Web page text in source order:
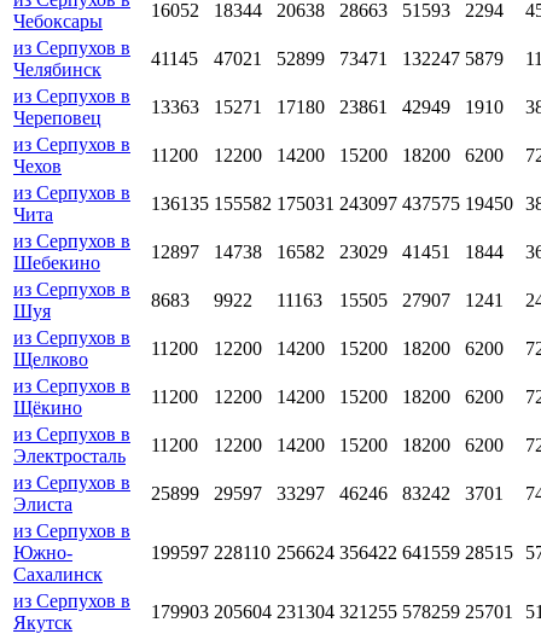
Чебоксары
16052 18344 20638 28663 51593 2294
из Серпухов в
Челябинск
41145 47021 52899 73471 132247 5879
из Серпухов в
Череповец
13363 15271 17180 23861 42949 1910
из Серпухов в
Чехов
11200 12200 14200 15200 18200 6200
из Серпухов в
Чита
136135 155582 175031 243097 437575 19450
из Серпухов в
Шебекино
12897 14738 16582 23029 41451 1844
из Серпухов в
Шуя
8683 9922 11163 15505 27907 1241
из Серпухов в
Щелково
11200 12200 14200 15200 18200 6200
из Серпухов в
Щёкино
11200 12200 14200 15200 18200 6200
из Серпухов в
Электросталь
11200 12200 14200 15200 18200 6200
из Серпухов в
Элиста
25899 29597 33297 46246 83242 3701
из Серпухов в
Южно-
Сахалинск
199597 228110 256624 356422 641559 28515
из Серпухов в
Якутск
179903 205604 231304 321255 578259 25701